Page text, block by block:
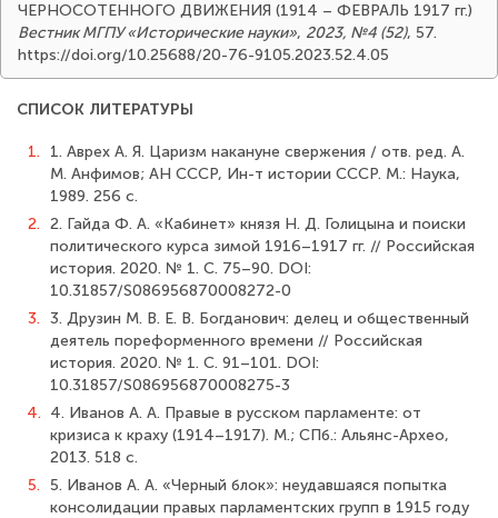
ЧЕРНОСОТЕННОГО ДВИЖЕНИЯ (1914 – ФЕВРАЛЬ 1917 гг.)
Вестник МГПУ «Исторические науки», 2023, №4 (52), 57.
https://doi.org/10.25688/20-76-9105.2023.52.4.05
СПИСОК ЛИТЕРАТУРЫ
1.
1. Аврех А. Я. Царизм накануне свержения / отв. ред. А.
М. Анфимов; АН СССР, Ин-т истории СССР. М.: Наука,
1989. 256 с.
2. 2. Гайда Ф. А. «Кабинет» князя Н. Д. Голицына и поиски
политического курса зимой 1916–1917 гг. // Российская
история. 2020. № 1. С. 75–90. DOI:
10.31857/S086956870008272-0
3. 3. Друзин М. В. Е. В. Богданович: делец и общественный
деятель пореформенного времени // Российская
история. 2020. № 1. С. 91–101. DOI:
10.31857/S086956870008275-3
4. 4. Иванов А. А. Правые в русском парламенте: от
кризиса к краху (1914–1917). М.; СПб.: Альянс-Архео,
2013. 518 с.
5. 5. Иванов А. А. «Черный блок»: неудавшаяся попытка
консолидации правых парламентских групп в 1915 году